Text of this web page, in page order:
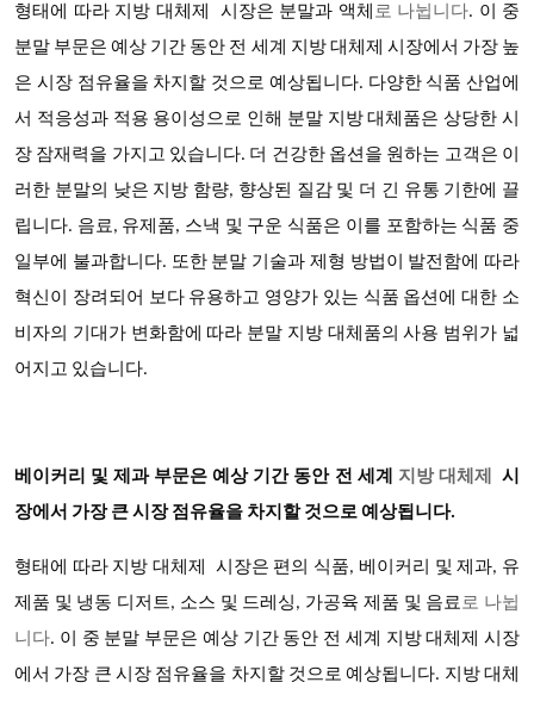
형태에 따라 지방 대체제 시장은 분말과 액체 로 나뉩니다. 이 중
분말 부문은 예상 기간 동안 전 세계 지방 대체제 시장에서 가장 높
은 시장 점유율을 차지할 것으로 예상됩니다. 다양한 식품 산업에
서 적응성과 적용 용이성으로 인해 분말 지방 대체품은 상당한 시
장 잠재력을 가지고 있습니다. 더 건강한 옵션을 원하는 고객은 이
러한 분말의 낮은 지방 함량, 향상된 질감 및 더 긴 유통 기한에 끌
립니다. 음료, 유제품, 스낵 및 구운 식품은 이를 포함하는 식품 중
일부에 불과합니다. 또한 분말 기술과 제형 방법이 발전함에 따라
혁신이 장려되어 보다 유용하고 영양가 있는 식품 옵션에 대한 소
비자의 기대가 변화함에 따라 분말 지방 대체품의 사용 범위가 넓
어지고 있습니다.
베이커리 및 제과 부문은 예상 기간 동안 전 세계 지방 대체제
시
장에서 가장 큰 시장 점유율을 차지할 것으로 예상됩니다.
형태에 따라 지방 대체제
시장은 편의 식품, 베이커리 및 제과, 유
제품 및 냉동 디저트, 소스 및 드레싱, 가공육 제품 및 음료로 나뉩
니다. 이 중 분말 부문은 예상 기간 동안 전 세계 지방 대체제 시장
에서 가장 큰 시장 점유율을 차지할 것으로 예상됩니다. 지방 대체